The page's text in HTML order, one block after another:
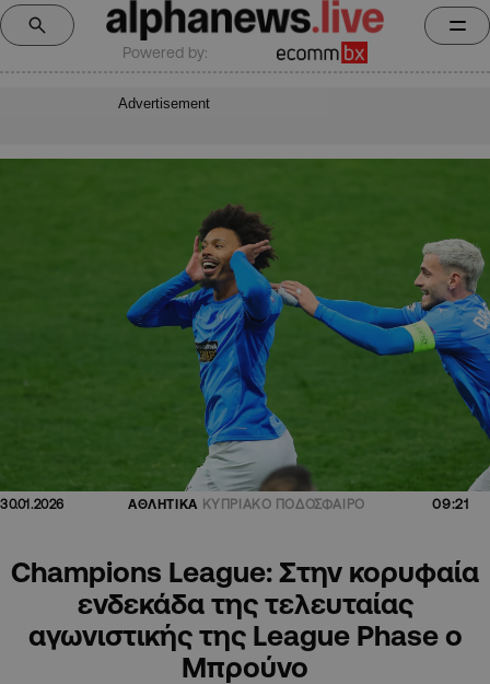
Powered by:
Advertisement
30.01.2026 ΑΘΛΗΤΙΚΑ ΚΥΠΡΙΑΚΟ ΠΟΔΟΣΦΑΙΡΟ 09:21
Champions League: Στην κορυφαία
ενδεκάδα της τελευταίας
αγωνιστικής της League Phase ο
Μπρούνο